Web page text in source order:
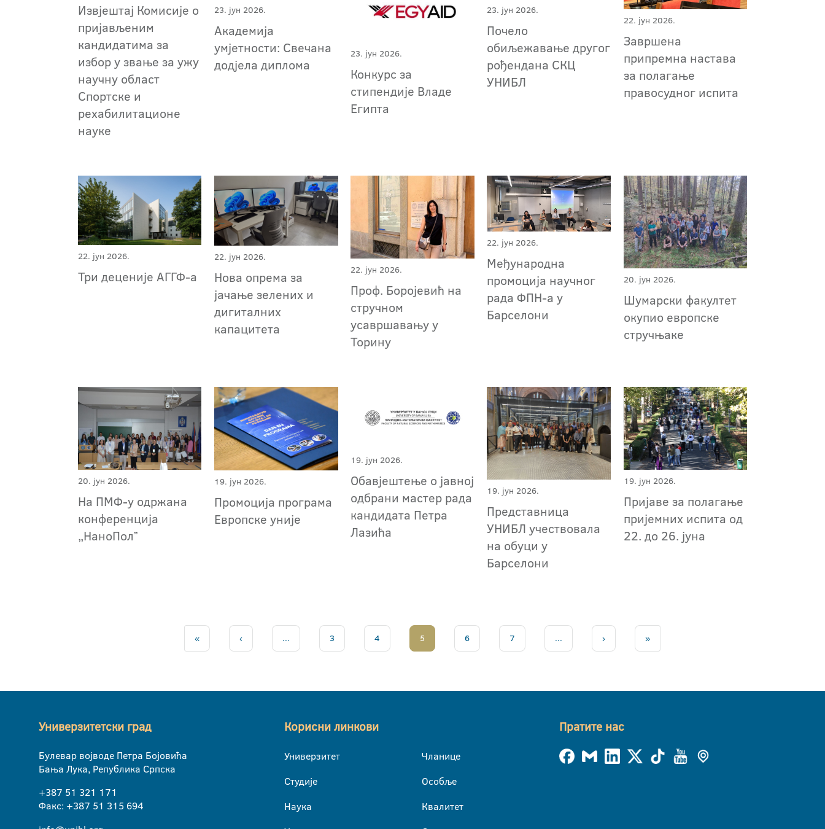
Извјештај Комисије о
пријављеним
кандидатима за
избор у звање за ужу
научну област
Спортске и
рехабилитационе
науке
23. јун 2026.
Академија
умјетности: Свечана
додјела диплома
23. јун 2026.
Конкурс за
стипендије Владе
Египта
23. јун 2026.
Почело
обиљежавање другог
рођендана СКЦ
УНИБЛ
22. јун 2026.
Завршена
припремна настава
за полагање
правосудног испита
22. јун 2026.
Три деценије АГГФ-a
22. јун 2026.
Нова опрема за
јачање зелених и
дигиталних
капацитета
22. јун 2026.
Проф. Боројевић на
стручном
усавршавању у
Торину
22. јун 2026.
Међународна
промоција научног
рада ФПН-а у
Барселони
20. јун 2026.
Шумарски факултет
окупио европске
стручњаке
20. јун 2026.
На ПМФ-у одржана
конференција
„НаноПолˮ
19. јун 2026.
Промоција програма
Европске уније
19. јун 2026.
Обавјештење о јавној
одбрани мастер рада
кандидата Петра
Лазића
19. јун 2026.
Представница
УНИБЛ учествовала
на обуци у
Барселони
19. јун 2026.
Пријаве за полагање
пријемних испита од
22. до 26. јуна
« ‹ ... 3 4 5 6 7 ... › »
Универзитетски град
Булевар војводе Петра Бојовића
Бања Лука, Република Српска
+387 51 321 171
Факс: +387 51 315 694
Корисни линкови
Универзитет
Студије
Наука
Чланице
Особље
Квалитет
Пратите нас